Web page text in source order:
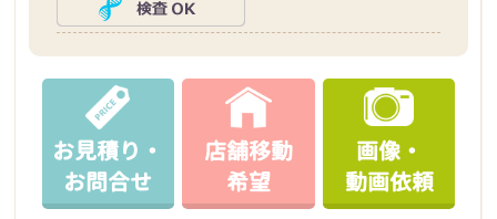
お見積り・
お問合せ
店舗移動
希望
画像・
動画依頼